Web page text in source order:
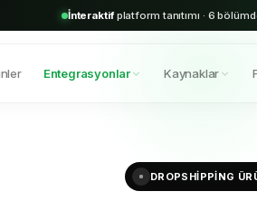
aktif bayi · Shopify & Trendyol
Entegrasyonlar Kaynaklar
DROPSHIPPING